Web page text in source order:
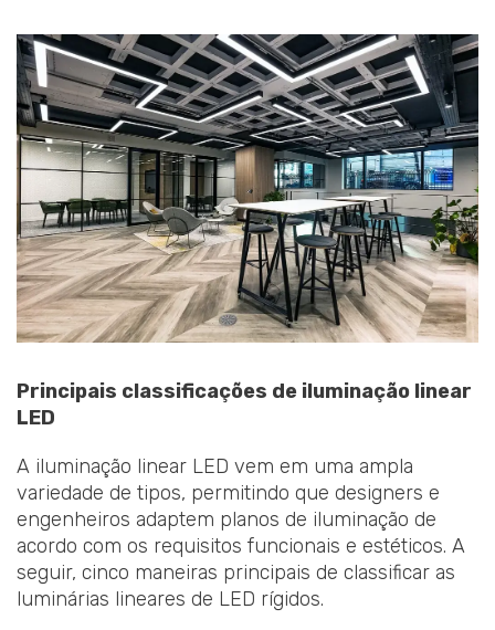
Principais classificações de iluminação linear
LED
A iluminação linear LED vem em uma ampla
variedade de tipos, permitindo que designers e
engenheiros adaptem planos de iluminação de
acordo com os requisitos funcionais e estéticos. A
seguir, cinco maneiras principais de classificar as
luminárias lineares de LED rígidos.